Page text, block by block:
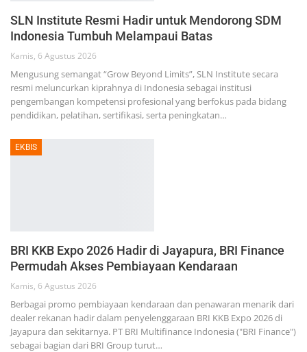
SLN Institute Resmi Hadir untuk Mendorong SDM
Indonesia Tumbuh Melampaui Batas
Kamis, 6 Agustus 2026
Mengusung semangat “Grow Beyond Limits”, SLN Institute secara
resmi meluncurkan kiprahnya di Indonesia sebagai institusi
pengembangan kompetensi profesional yang berfokus pada bidang
pendidikan, pelatihan, sertifikasi, serta peningkatan…
EKBIS
BRI KKB Expo 2026 Hadir di Jayapura, BRI Finance
Permudah Akses Pembiayaan Kendaraan
Kamis, 6 Agustus 2026
Berbagai promo pembiayaan kendaraan dan penawaran menarik dari
dealer rekanan hadir dalam penyelenggaraan BRI KKB Expo 2026 di
Jayapura dan sekitarnya. PT BRI Multifinance Indonesia ("BRI Finance")
sebagai bagian dari BRI Group turut…